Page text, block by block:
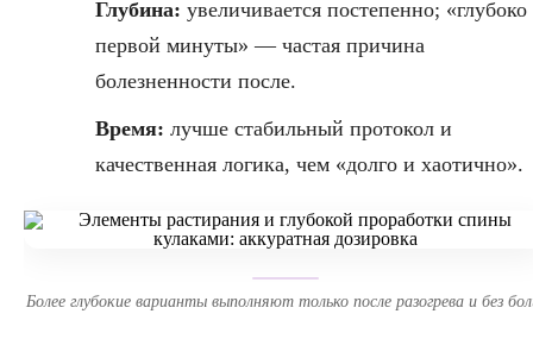
Глубина: увеличивается постепенно; «глубоко
первой минуты» — частая причина
болезненности после.
Время: лучше стабильный протокол и
качественная логика, чем «долго и хаотично».
Более глубокие варианты выполняют только после разогрева и без